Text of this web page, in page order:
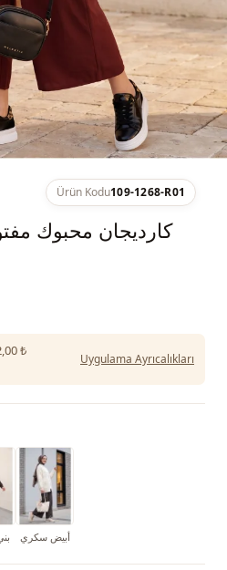
Ürün Kodu109-1268-R01
كارديجان محبوك
₺
Uygulama Ayrıcalıkları
أبيض سكري